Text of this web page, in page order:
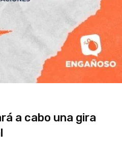
a cabo una gira